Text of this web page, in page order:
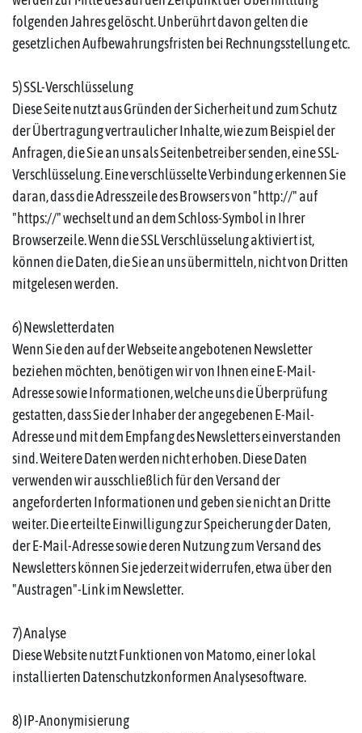
folgenden Jahres gelöscht. Unberührt davon gelten die
gesetzlichen Aufbewahrungsfristen bei Rechnungsstellung etc.
5) SSL-Verschlüsselung
Diese Seite nutzt aus Gründen der Sicherheit und zum Schutz
der Übertragung vertraulicher Inhalte, wie zum Beispiel der
Anfragen, die Sie an uns als Seitenbetreiber senden, eine SSL-
Verschlüsselung. Eine verschlüsselte Verbindung erkennen Sie
daran, dass die Adresszeile des Browsers von "http://" auf
"https://" wechselt und an dem Schloss-Symbol in Ihrer
Browserzeile. Wenn die SSL Verschlüsselung aktiviert ist,
können die Daten, die Sie an uns übermitteln, nicht von Dritten
mitgelesen werden.
6) Newsletterdaten
Wenn Sie den auf der Webseite angebotenen Newsletter
beziehen möchten, benötigen wir von Ihnen eine E-Mail-
Adresse sowie Informationen, welche uns die Überprüfung
gestatten, dass Sie der Inhaber der angegebenen E-Mail-
Adresse und mit dem Empfang des Newsletters einverstanden
sind. Weitere Daten werden nicht erhoben. Diese Daten
verwenden wir ausschließlich für den Versand der
angeforderten Informationen und geben sie nicht an Dritte
weiter. Die erteilte Einwilligung zur Speicherung der Daten,
der E-Mail-Adresse sowie deren Nutzung zum Versand des
Newsletters können Sie jederzeit widerrufen, etwa über den
"Austragen"-Link im Newsletter.
7) Analyse
Diese Website nutzt Funktionen von Matomo, einer lokal
installierten Datenschutzkonformen Analysesoftware.
8) IP-Anonymisierung